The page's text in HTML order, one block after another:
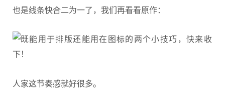
也是线条快合二为一了，我们再看看原作：
人家这节奏感就好很多。